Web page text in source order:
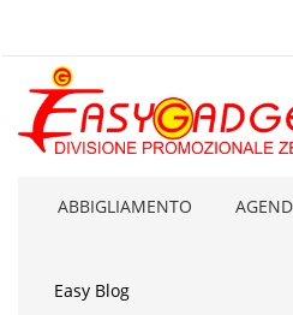
ABBIGLIAMENTO
Easy Blog